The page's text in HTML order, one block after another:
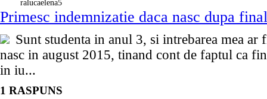
ralucaelena5
Primesc indemnizatie daca nasc dupa
Sunt studenta in anul 3, si intrebarea mea ar
nasc in august 2015, tinand cont de faptul ca
in iu...
1 RASPUNS